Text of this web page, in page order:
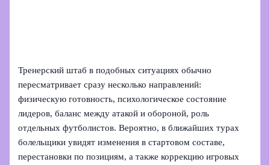
Тренерский штаб в подобных ситуациях обычно
пересматривает сразу несколько направлений:
физическую готовность, психологическое состояние
лидеров, баланс между атакой и обороной, роль
отдельных футболистов. Вероятно, в ближайших турах
болельщики увидят изменения в стартовом составе,
перестановки по позициям, а также коррекцию игровых